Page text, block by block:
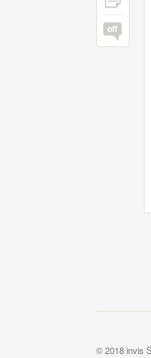
off
© 2018 invis